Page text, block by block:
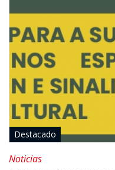
Destacado
Noticias